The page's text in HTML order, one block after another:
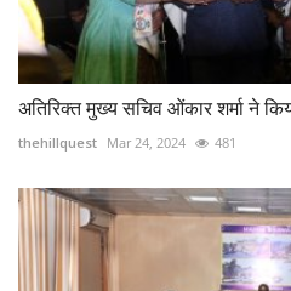
अतिरिक्त मुख्य सचिव ओंकार शर्मा ने
thehillquest Mar 24, 2024 481